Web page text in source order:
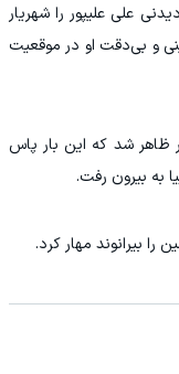
علی علیپور را شهریار
و بی‌دقت او در موقعیت
ظاهر شد که این بار پاس
به بیرون رفت.
بیرانوند مهار کرد.